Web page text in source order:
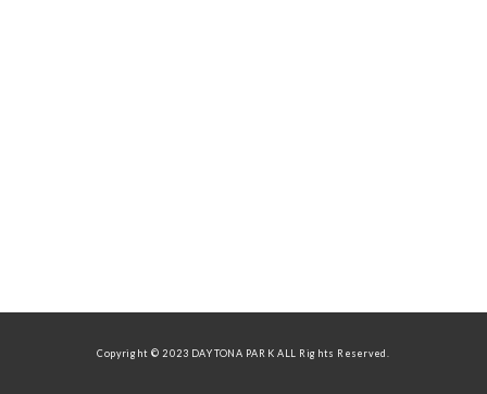
Copyright © 2023 DAYTONA PARK ALL Rights Reserved.